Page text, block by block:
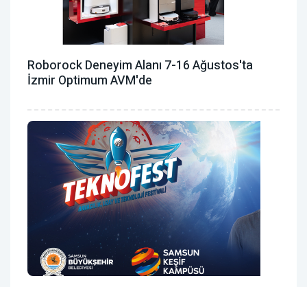
Roborock Deneyim Alanı 7-16 Ağustos'ta
İzmir Optimum AVM'de